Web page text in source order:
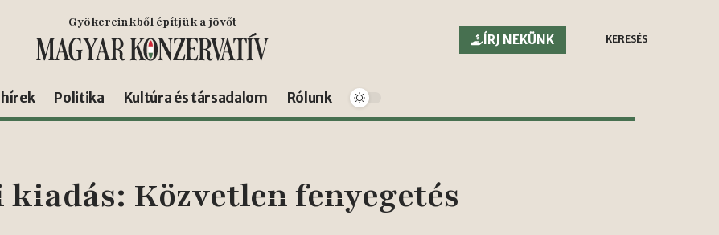
Gyökereinkből építjük a jövőt
ÍRJ NEKÜNK
KERESÉS
hírek Politika Kultúra és társadalom Rólunk
Közvetlen fenyegetés